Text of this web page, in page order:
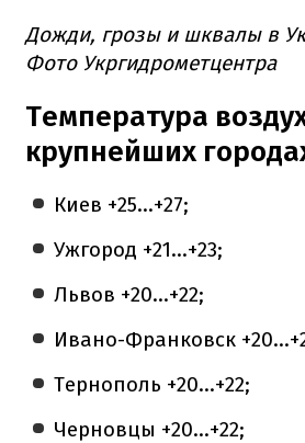
Дожди, грозы и шквалы в
Фото Укргидрометцентра
Температура
крупнейших
Киев +25...+27;
Ужгород +21...+23;
Львов +20...+22;
Ивано-Франковск
Тернополь +20...+22;
Черновцы +20...+22;